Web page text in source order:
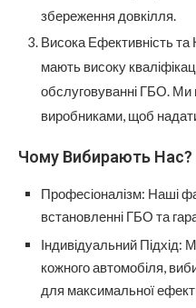
збереження довкілля.
Висока Ефективність та
мають високу
обслуговуванні ГБО.
виробниками, щоб
Чому Вибирають Нас?
Професіоналізм: Наші
встановленні ГБО та
Індивідуальний Підхід:
кожного автомобіля,
для максимальної